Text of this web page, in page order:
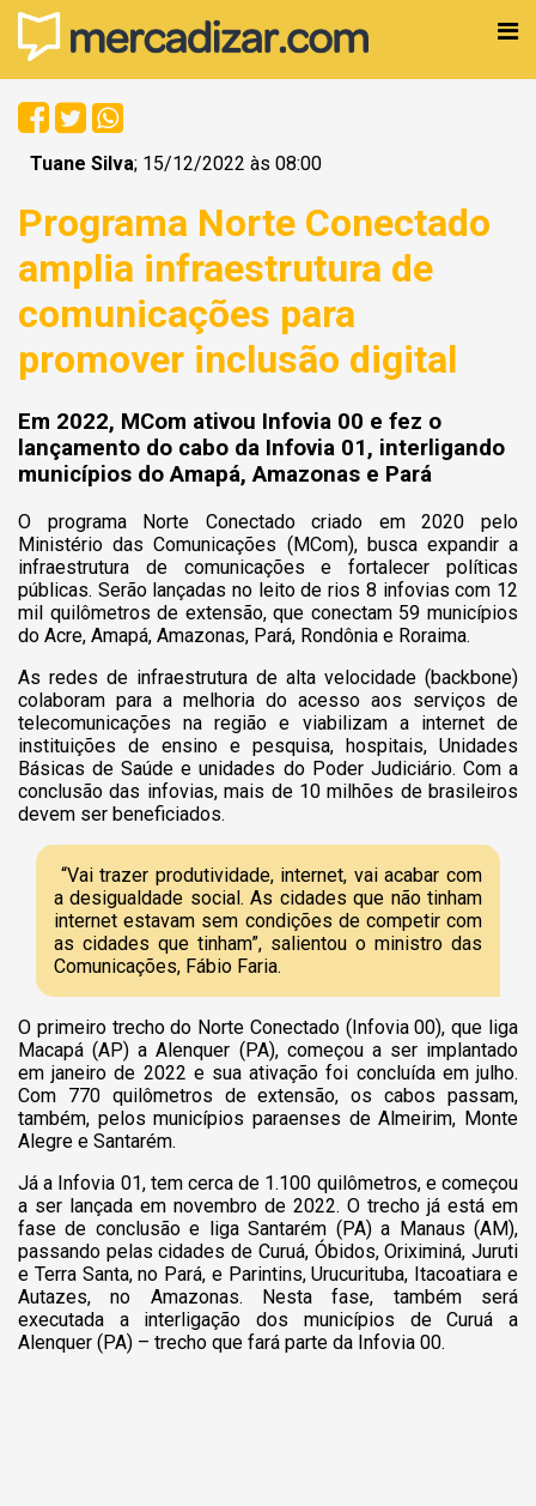
Tuane Silva; 15/12/2022 às 08:00
Programa Norte Conectado
amplia infraestrutura de
comunicações para
promover inclusão digital
Em 2022, MCom ativou Infovia 00 e fez o
lançamento do cabo da Infovia 01, interligando
municípios do Amapá, Amazonas e Pará
O programa Norte Conectado criado em 2020 pelo
Ministério das Comunicações (MCom), busca expandir a
infraestrutura de comunicações e fortalecer políticas
públicas. Serão lançadas no leito de rios 8 infovias com 12
mil quilômetros de extensão, que conectam 59 municípios
do Acre, Amapá, Amazonas, Pará, Rondônia e Roraima.
As redes de infraestrutura de alta velocidade (backbone)
colaboram para a melhoria do acesso aos serviços de
telecomunicações na região e viabilizam a internet de
instituições de ensino e pesquisa, hospitais, Unidades
Básicas de Saúde e unidades do Poder Judiciário. Com a
conclusão das infovias, mais de 10 milhões de brasileiros
devem ser beneficiados.
“Vai trazer produtividade, internet, vai acabar com
a desigualdade social. As cidades que não tinham
internet estavam sem condições de competir com
as cidades que tinham”, salientou o ministro das
Comunicações, Fábio Faria.
O primeiro trecho do Norte Conectado (Infovia 00), que liga
Macapá (AP) a Alenquer (PA), começou a ser implantado
em janeiro de 2022 e sua ativação foi concluída em julho.
Com 770 quilômetros de extensão, os cabos passam,
também, pelos municípios paraenses de Almeirim, Monte
Alegre e Santarém.
Já a Infovia 01, tem cerca de 1.100 quilômetros, e começou
a ser lançada em novembro de 2022. O trecho já está em
fase de conclusão e liga Santarém (PA) a Manaus (AM),
passando pelas cidades de Curuá, Óbidos, Oriximiná, Juruti
e Terra Santa, no Pará, e Parintins, Urucurituba, Itacoatiara e
Autazes, no Amazonas. Nesta fase, também será
executada a interligação dos municípios de Curuá a
Alenquer (PA) – trecho que fará parte da Infovia 00.